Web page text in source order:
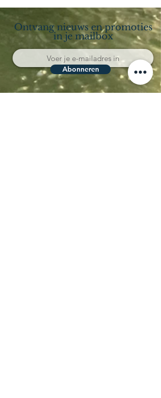
Ontvang nieuws en promoties
in je mailbox
Abonneren